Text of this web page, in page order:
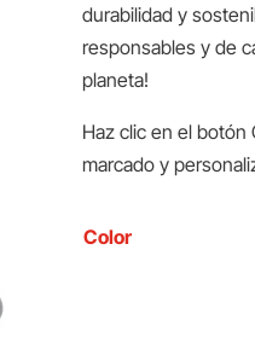
durabilidad y
responsables y de
planeta!
Haz clic en el botón
marcado y
Color